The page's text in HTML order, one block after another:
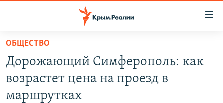
Вернуться
основному
содержанию
Вернутся
СПЕЦПРОЕКТЫ
ВОДА
ОБЩЕСТВО
Дорожающий Симферополь: как
возрастет цена на проезд в
маршрутках